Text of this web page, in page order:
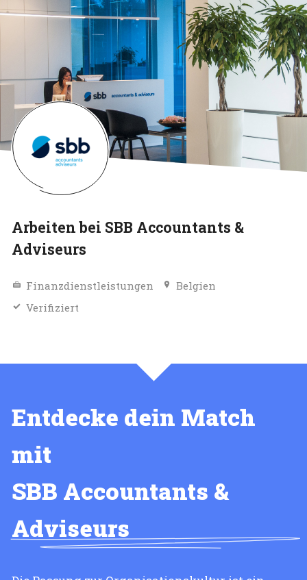
Arbeiten bei SBB Accountants &
Adviseurs
Finanzdienstleistungen
Belgien
Verifiziert
Entdecke dein Match
mit
SBB Accountants &
Adviseurs